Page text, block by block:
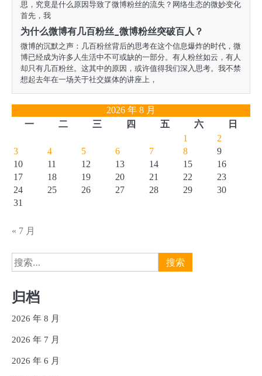
思，究竟是什么原因导致了微博粉丝的流失？网络生态的微妙变化
首先，我
为什么微博有几百粉丝_微博粉丝突破百人？
微博的沉默之声：几百粉丝背后的思考在这个信息爆炸的时代，微
博已经成为许多人生活中不可或缺的一部分。有人粉丝如云，有人
却只有几百粉丝。这其中的原因，或许值得我们深入思考。我不禁
想起去年在一场关于社交媒体的讲座上，
2026 年 8 月
一
二 三 四 五 六
日
1
2
3
4 5 6 7 8
9
10
11 12 13 14 15
16
17
18 19 20 21 22
23
24
25 26 27 28 29
30
31
« 7 月
搜
索：
归档
2026 年 8 月
2026 年 7 月
2026 年 6 月